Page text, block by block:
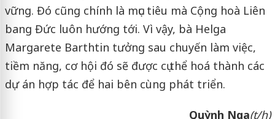
vững. Đó cũng chính là mục tiêu mà Cộng hoà Liên
bang Đức luôn hướng tới. Vì vậy, bà Helga
Margarete Barthtin tưởng sau chuyến làm việc,
tiềm năng, cơ hội đó sẽ được cụ thể hoá thành các
dự án hợp tác để hai bên cùng phát triển.
Quỳnh Nga(t/h)